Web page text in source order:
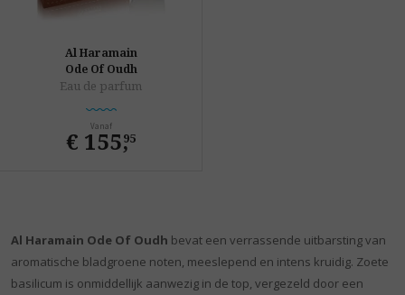
Al Haramain
Ode Of Oudh
Eau de parfum
Vanaf
€ 155,
95
Al Haramain Ode Of Oudh bevat een verrassende uitbarsting van
aromatische bladgroene noten, meeslepend en intens kruidig. Zoete
basilicum is onmiddellijk aanwezig in de top, vergezeld door een